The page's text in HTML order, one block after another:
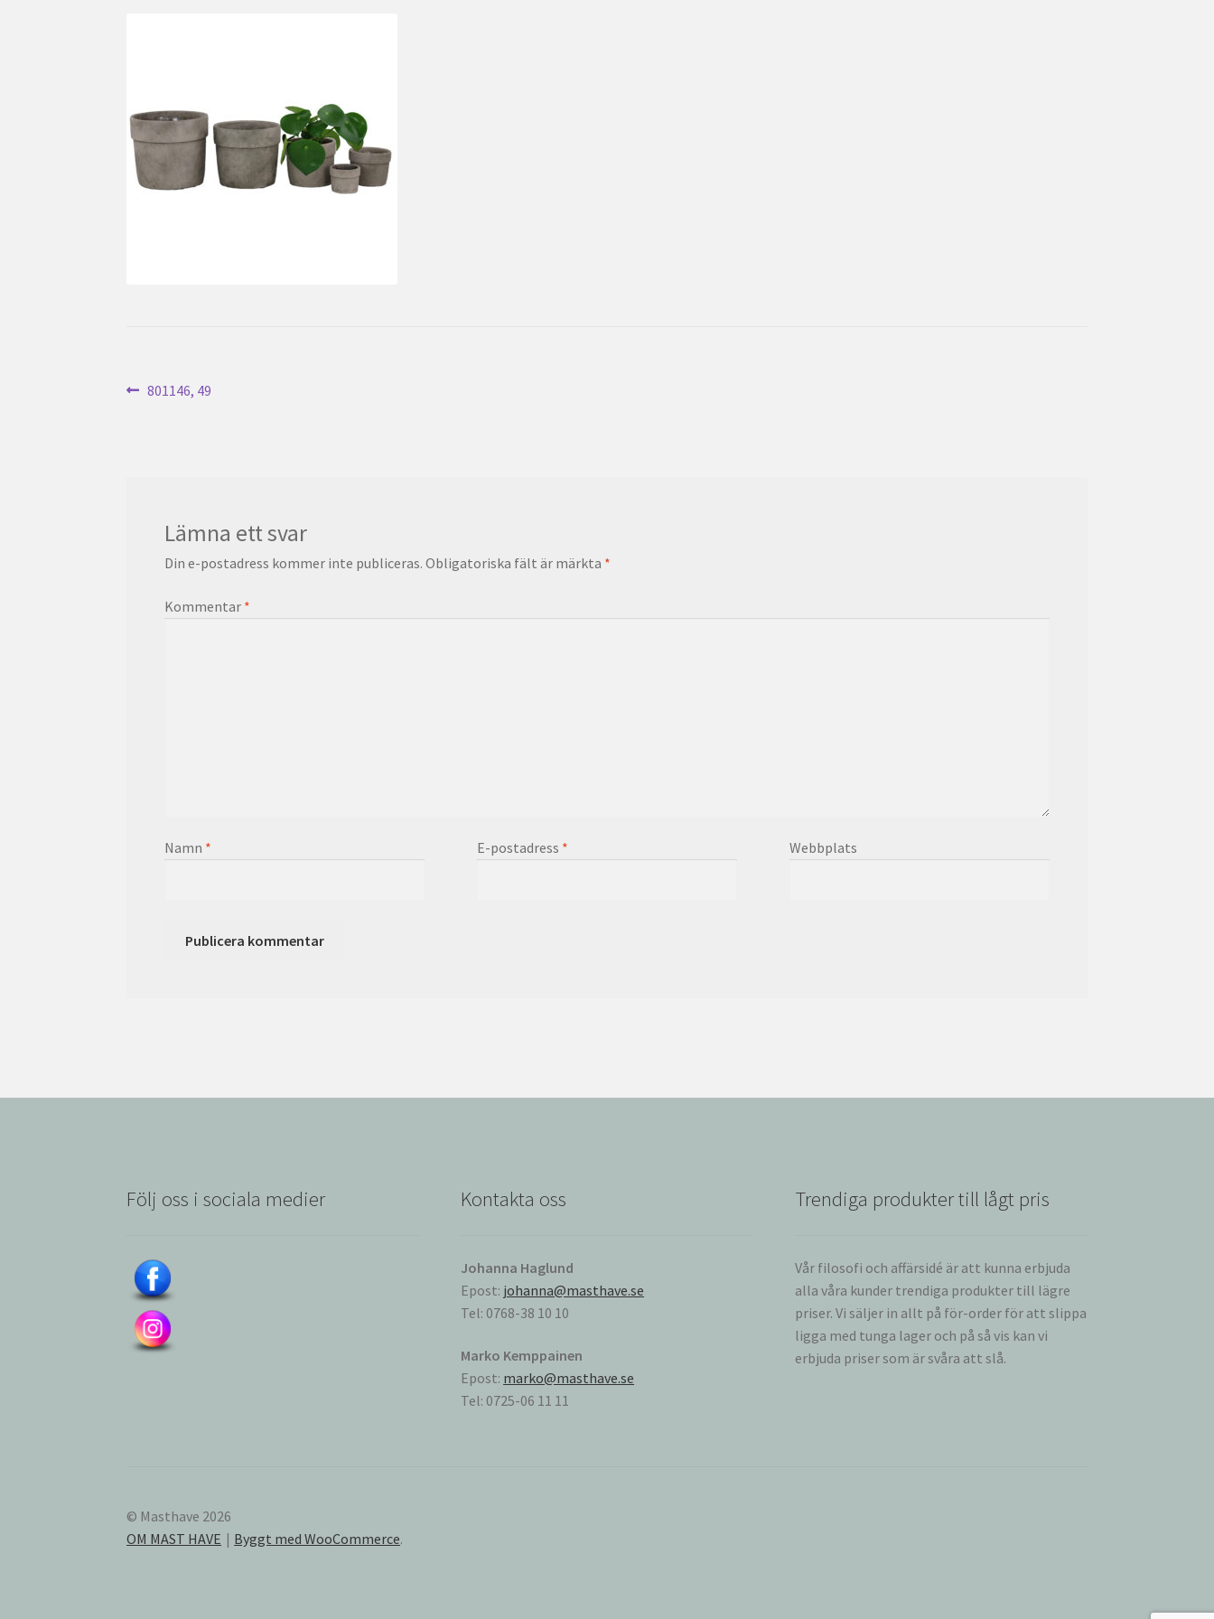
Inläggsnavigering
Föregående
801146, 49
Lämna ett svar
Din e-postadress kommer inte publiceras. Obligatoriska fält är märkta *
Kommentar *
Namn * E-postadress * Webbplats
Följ oss i sociala medier Kontakta oss
Johanna Haglund
Epost: johanna@masthave.se
Tel: 0768-38 10 10
Marko Kemppainen
Epost: marko@masthave.se
Tel: 0725-06 11 11
Trendiga produkter till lågt pris
Vår filosofi och affärsidé är att kunna erbjuda
alla våra kunder trendiga produkter till lägre
priser. Vi säljer in allt på för-order för att slippa
ligga med tunga lager och på så vis kan vi
erbjuda priser som är svåra att slå.
© Masthave 2026
OM MAST HAVE
Byggt med WooCommerce.